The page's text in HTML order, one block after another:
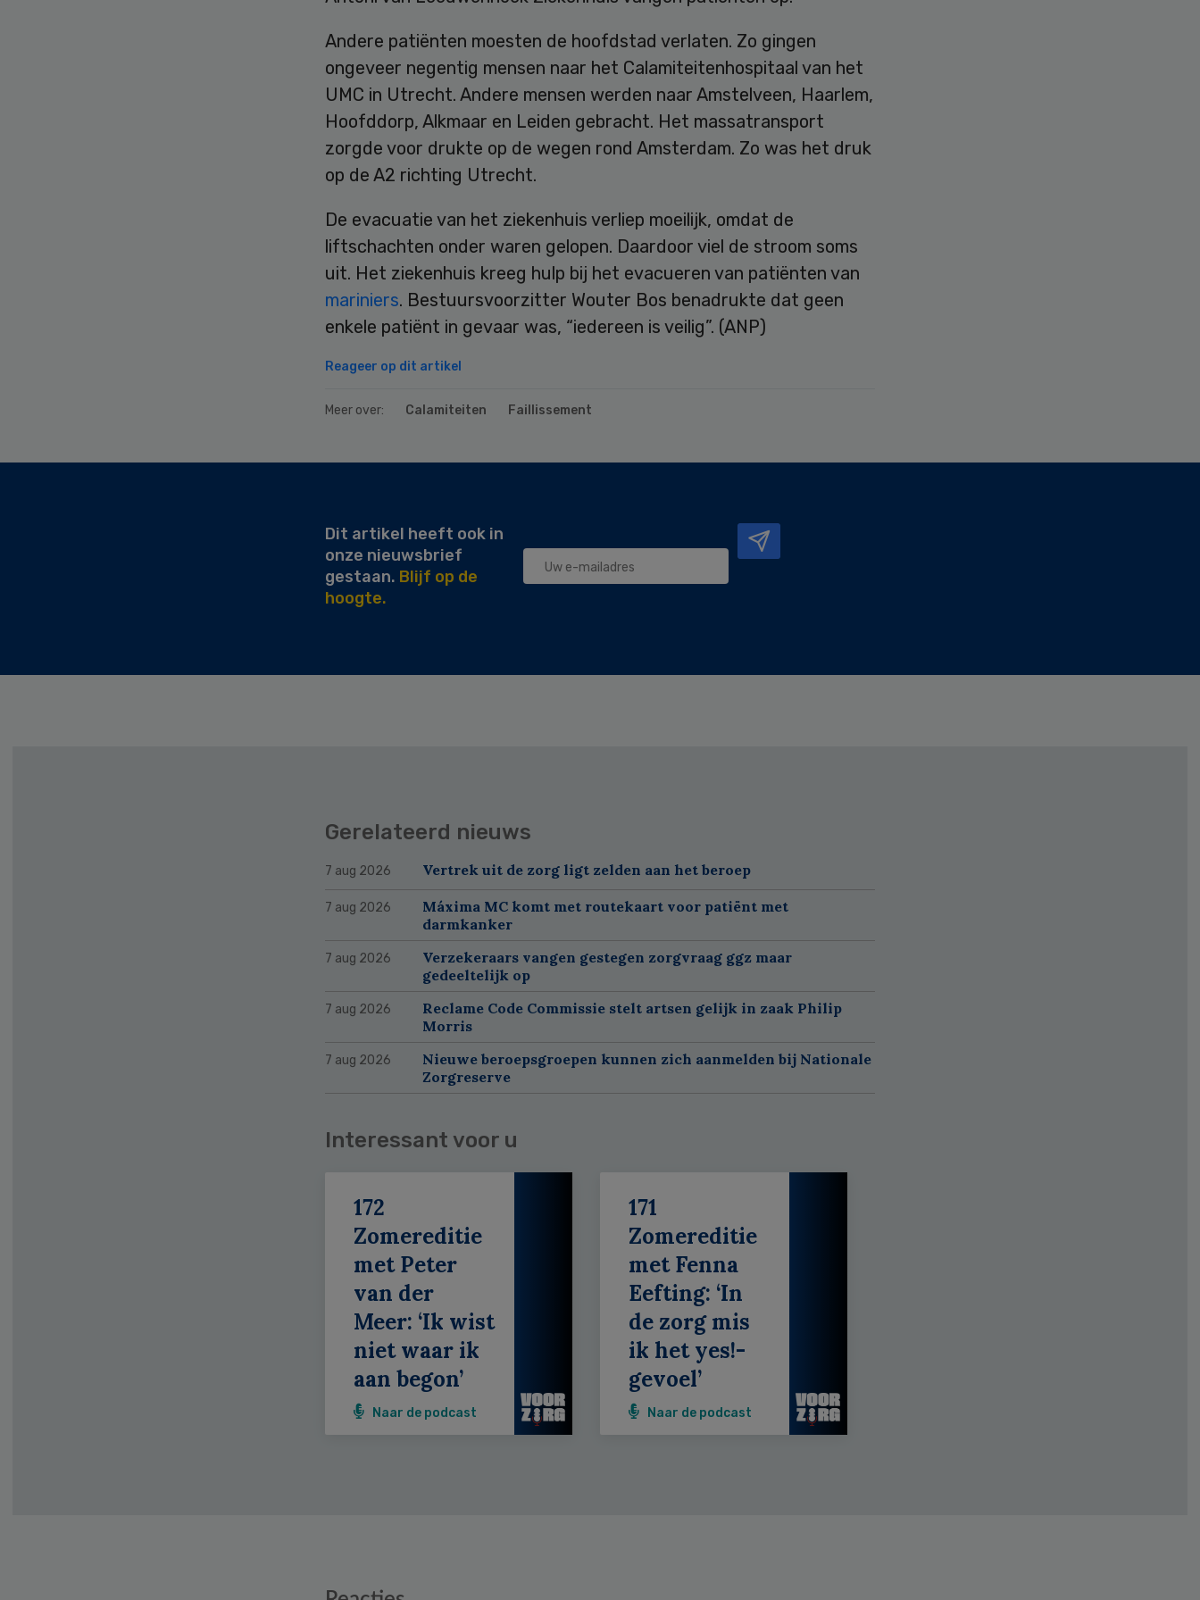
Andere patiënten moesten de hoofdstad verlaten. Zo gingen
ongeveer negentig mensen naar het Calamiteitenhospitaal van het
UMC in Utrecht. Andere mensen werden naar Amstelveen, Haarlem,
Hoofddorp, Alkmaar en Leiden gebracht. Het massatransport
zorgde voor drukte op de wegen rond Amsterdam. Zo was het druk
op de A2 richting Utrecht.
De evacuatie van het ziekenhuis verliep moeilijk, omdat de
liftschachten onder waren gelopen. Daardoor viel de stroom soms
uit. Het ziekenhuis kreeg hulp bij het evacueren van patiënten van
mariniers. Bestuursvoorzitter Wouter Bos benadrukte dat geen
enkele patiënt in gevaar was, “iedereen is veilig”. (ANP)
Reageer op dit artikel
Meer over: Calamiteiten Faillissement
Dit artikel heeft ook in
onze nieuwsbrief
gestaan. Blijf op de
hoogte.
Gerelateerd nieuws
7 aug 2026 Vertrek uit de zorg ligt zelden aan het beroep
7 aug 2026
Máxima MC komt met routekaart voor patiënt met
darmkanker
7 aug 2026
Verzekeraars vangen gestegen zorgvraag ggz maar
gedeeltelijk op
7 aug 2026
Reclame Code Commissie stelt artsen gelijk in zaak Philip
Morris
7 aug 2026
Nieuwe beroepsgroepen kunnen zich aanmelden bij Nationale
Zorgreserve
Interessant voor u
172
Zomereditie
met Peter
van der
Meer: ‘Ik wist
niet waar ik
aan begon’
Naar de podcast
171
Zomereditie
met Fenna
Eefting: ‘In
de zorg mis
ik het yes!-
gevoel’
Naar de podcast